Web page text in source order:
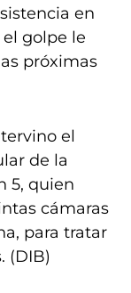
en
golpe le
próximas
el
de la
5, quien
cámaras
para tratar
(DIB)